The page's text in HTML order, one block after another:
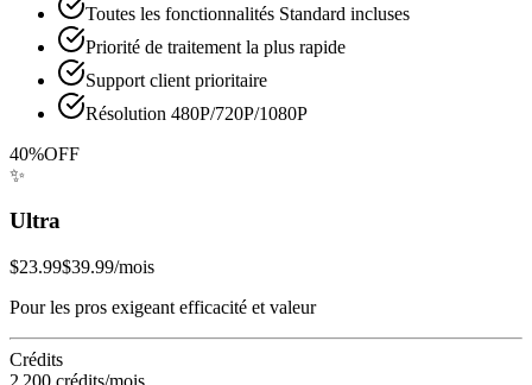
Toutes les fonctionnalités Standard incluses
Priorité de traitement la plus rapide
Support client prioritaire
Résolution 480P/720P/1080P
40%OFF
✨
Ultra
$23.99$39.99/mois
Pour les pros exigeant efficacité et valeur
Crédits
2 200 crédits/mois